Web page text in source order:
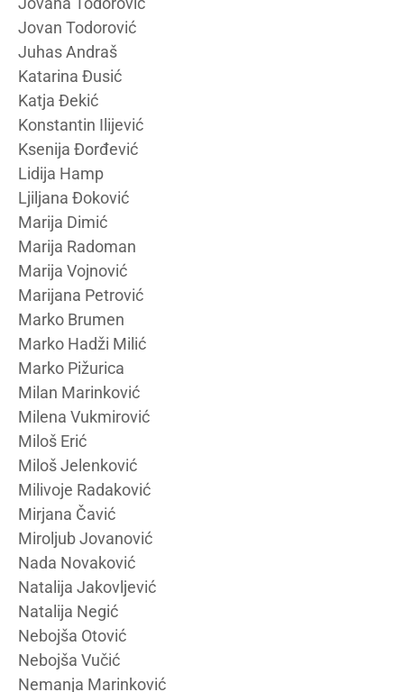
Jovan Todorović
Juhas Andraš
Katarina Đusić
Katja Đekić
Konstantin Ilijević
Ksenija Đorđević
Lidija Hamp
Ljiljana Đoković
Marija Dimić
Marija Radoman
Marija Vojnović
Marijana Petrović
Marko Brumen
Marko Hadži Milić
Marko Pižurica
Milan Marinković
Milena Vukmirović
Miloš Erić
Miloš Jelenković
Milivoje Radaković
Mirjana Čavić
Miroljub Jovanović
Nada Novaković
Natalija Jakovljević
Natalija Negić
Nebojša Otović
Nebojša Vučić
Nemanja Marinković